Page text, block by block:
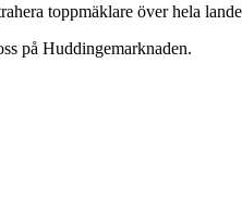
toppmäklare över hela
på Huddingemarknaden.